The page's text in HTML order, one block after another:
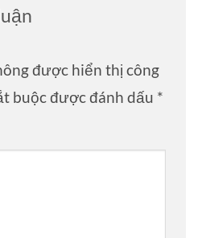
được hiển thị công
buộc được đánh dấu *